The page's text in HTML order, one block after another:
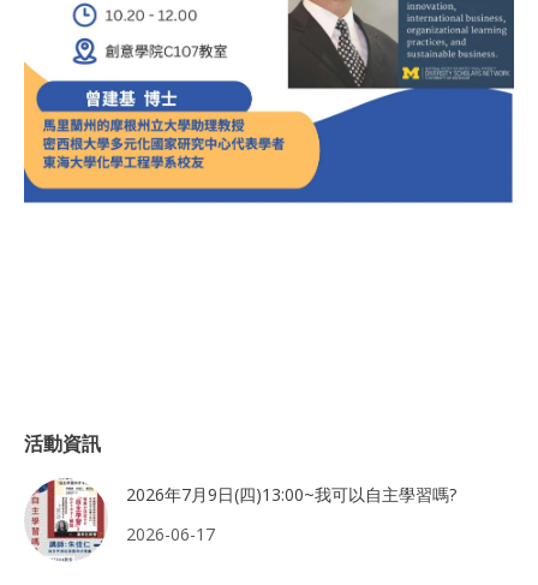
活動資訊
2026年7月9日(四)13:00~我可以自主學習嗎?
2026-06-17